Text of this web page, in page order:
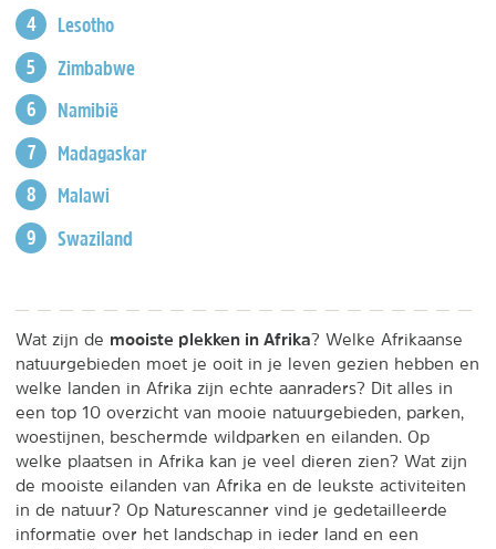
Lesotho
Zimbabwe
Namibië
Madagaskar
Malawi
Swaziland
Wat zijn de mooiste plekken in Afrika? Welke Afrikaanse
natuurgebieden moet je ooit in je leven gezien hebben en
welke landen in Afrika zijn echte aanraders? Dit alles in
een top 10 overzicht van mooie natuurgebieden, parken,
woestijnen, beschermde wildparken en eilanden. Op
welke plaatsen in Afrika kan je veel dieren zien? Wat zijn
de mooiste eilanden van Afrika en de leukste activiteiten
in de natuur? Op Naturescanner vind je gedetailleerde
informatie over het landschap in ieder land en een